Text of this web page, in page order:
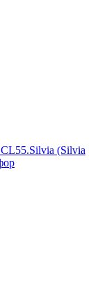
(Silvia